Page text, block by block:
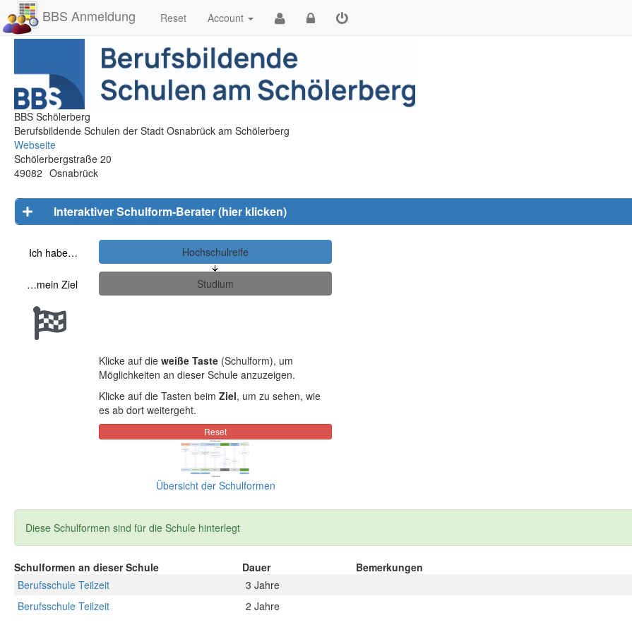
BBS Anmeldung Reset Account
BBS Schölerberg
Berufsbildende Schulen der Stadt Osnabrück am Schölerberg
Webseite
Schölerbergstraße 20
49082 Osnabrück
Interaktiver Schulform-Berater (hier klicken)
Ich habe…
…mein Ziel
Klicke auf die weiße Taste (Schulform), um
Möglichkeiten an dieser Schule anzuzeigen.
Klicke auf die Tasten beim Ziel, um zu sehen, wie
es ab dort weitergeht.
Übersicht der Schulformen
Diese Schulformen sind für die Schule hinterlegt
Schulformen an dieser Schule Dauer
Bemerkungen
Berufsschule Teilzeit
3 Jahre
Berufsschule Teilzeit
2 Jahre